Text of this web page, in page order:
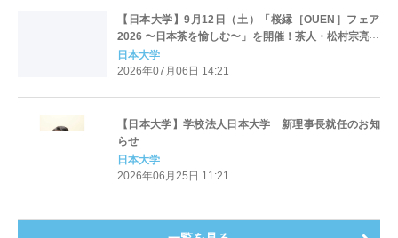
【日本大学】9月12日（土）「桜縁［OUEN］フェア
2026 〜日本茶を愉しむ〜」を開催！茶人・松村宗亮氏
による特別トークや日本茶マルシェ、ミニ鉄道など、
五感で楽しむ秋の1日
日本大学
2026年07月06日 14:21
【日本大学】学校法人日本大学 新理事長就任のお知
らせ
日本大学
2026年06月25日 11:21